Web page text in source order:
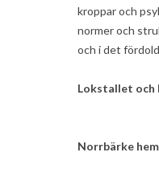
kroppar och
normer och
och i det
Lokstallet och
Norrbärke